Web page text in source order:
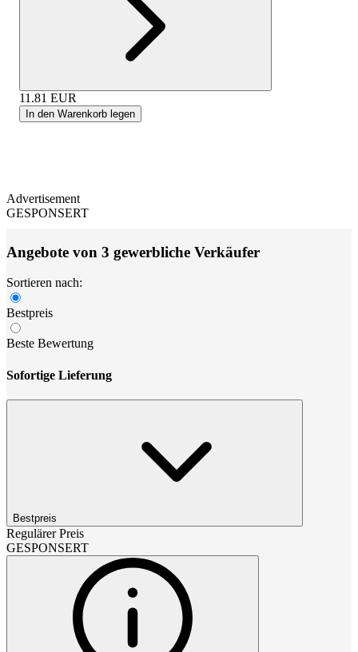
11.81 EUR
In den Warenkorb legen
Advertisement
GESPONSERT
Angebote von 3 gewerbliche Verkäufer
Sortieren nach:
Bestpreis
Beste Bewertung
Sofortige Lieferung
Bestpreis
Regulärer Preis
GESPONSERT